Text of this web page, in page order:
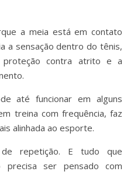
a meia está em contato
a sensação dentro do tênis,
contra atrito e a
até funcionar em alguns
treina com frequência, faz
alinhada ao esporte.
repetição. E tudo que
precisa ser pensado com